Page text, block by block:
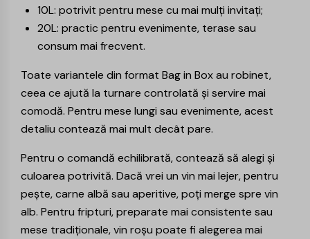
10L: potrivit pentru mese cu mai mulți invitați;
20L: practic pentru evenimente, terase sau
consum mai frecvent.
Toate variantele din format Bag in Box au robinet,
ceea ce ajută la turnare controlată și servire mai
comodă. Pentru mese lungi sau evenimente, acest
detaliu contează mai mult decât pare.
Pentru o comandă echilibrată, contează să alegi și
culoarea potrivită. Dacă vrei un vin mai lejer, pentru
pește, carne albă sau aperitive, poți merge spre vin
alb. Pentru fripturi, preparate mai consistente sau
mese tradiționale, vin roșu poate fi alegerea mai